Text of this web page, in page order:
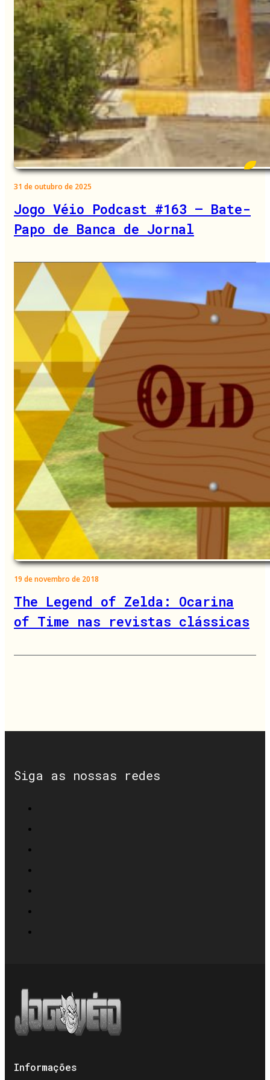
31 de outubro de 2025
Jogo Véio Podcast #163 – Bate-
Papo de Banca de Jornal
19 de novembro de 2018
The Legend of Zelda: Ocarina
of Time nas revistas clássicas
Siga as nossas redes
Informações